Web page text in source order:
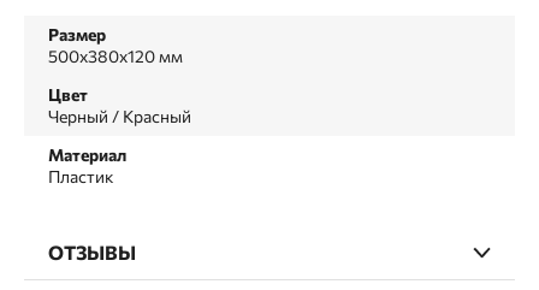
Размер
500х380х120 мм
Цвет
Черный / Красный
Материал
Пластик
ОТЗЫВЫ